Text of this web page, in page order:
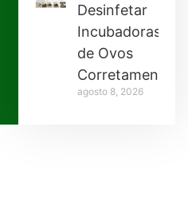
Desinfetar
Incubadoras
de Ovos
Corretamente
agosto 8, 2026